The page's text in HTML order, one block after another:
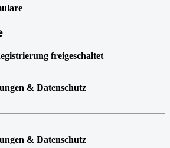
freigeschaltet
& Datenschutz
& Datenschutz